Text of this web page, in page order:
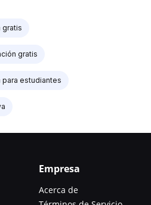
gratis
gratis
estudiantes
Empresa
Acerca de